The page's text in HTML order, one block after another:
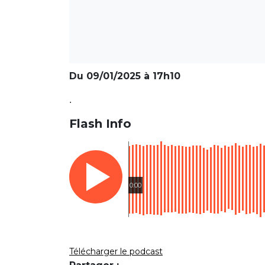
Du 09/01/2025 à 17h10
.
Flash Info
0:00
Télécharger le podcast